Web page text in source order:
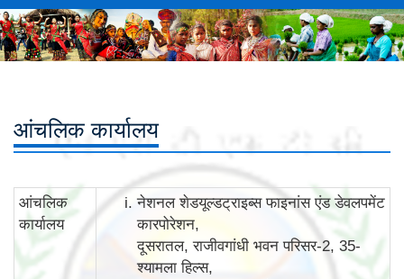
आंचलिक कार्यालय
आंचलिक
कार्यालय
नेशनल शेडयूल्डट्राइब्स फाइनांस एंड डेवलपमेंट
कारपोरेशन,
दूसरातल, राजीवगांधी भवन परिसर-2, 35-
श्यामला हिल्स,